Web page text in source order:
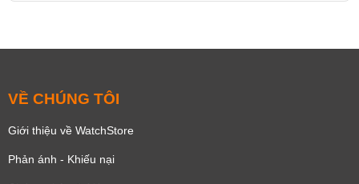
VỀ CHÚNG TÔI
Giới thiệu về WatchStore
Phản ánh - Khiếu nại